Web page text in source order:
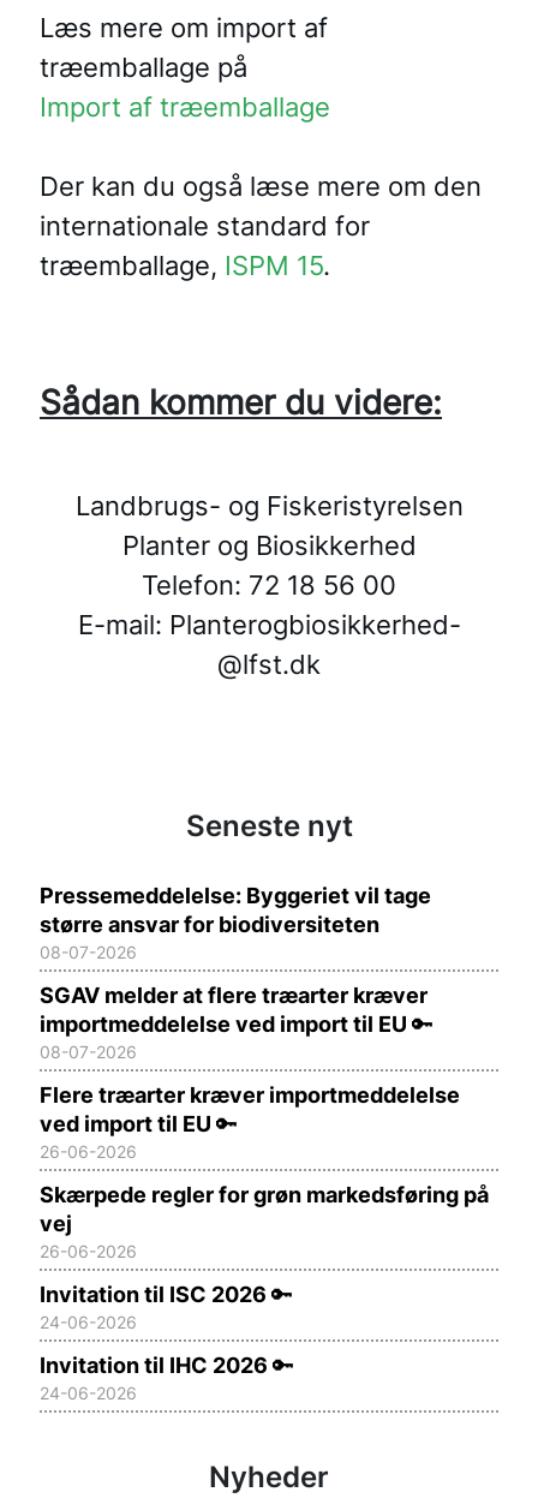
Læs mere om import af
træemballage på
Import af træemballage
Der kan du også læse mere om den
internationale standard for
træemballage, ISPM 15.
Sådan kommer du videre:
Landbrugs- og Fiskeristyrelsen
Planter og Biosikkerhed
Telefon: 72 18 56 00
E-mail: Planterogbiosikkerhed-
@lfst.dk
Seneste nyt
Pressemeddelelse: Byggeriet vil tage
større ansvar for biodiversiteten
08-07-2026
SGAV melder at flere træarter kræver
importmeddelelse ved import til EU 🔑
08-07-2026
Flere træarter kræver importmeddelelse
ved import til EU 🔑
26-06-2026
Skærpede regler for grøn markedsføring på
vej
26-06-2026
Invitation til ISC 2026 🔑
24-06-2026
Invitation til IHC 2026 🔑
24-06-2026
Nyheder